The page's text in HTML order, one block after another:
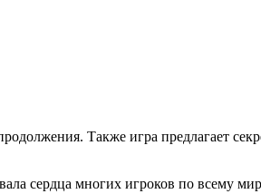
Также игра предлагает
сердца многих игроков по всему